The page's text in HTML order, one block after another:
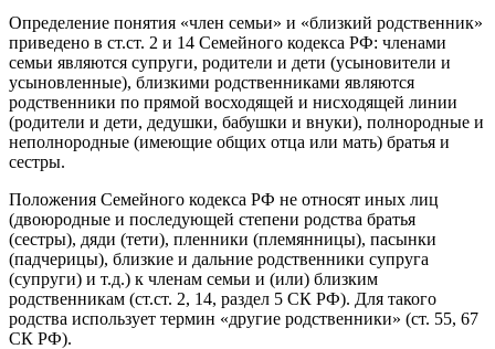
Определение понятия «член семьи» и «близкий родственник»
приведено в ст.ст. 2 и 14 Семейного кодекса РФ: членами
семьи являются супруги, родители и дети (усыновители и
усыновленные), близкими родственниками являются
родственники по прямой восходящей и нисходящей линии
(родители и дети, дедушки, бабушки и внуки), полнородные и
неполнородные (имеющие общих отца или мать) братья и
сестры.
Положения Семейного кодекса РФ не относят иных лиц
(двоюродные и последующей степени родства братья
(сестры), дяди (тети), пленники (племянницы), пасынки
(падчерицы), близкие и дальние родственники супруга
(супруги) и т.д.) к членам семьи и (или) близким
родственникам (ст.ст. 2, 14, раздел 5 СК РФ). Для такого
родства использует термин «другие родственники» (ст. 55, 67
СК РФ).